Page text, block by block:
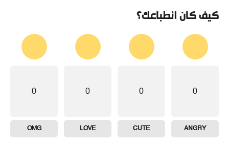
كيف كان انطباعك؟
0
ANGRY
0
CUTE
0
LOVE
0
OMG